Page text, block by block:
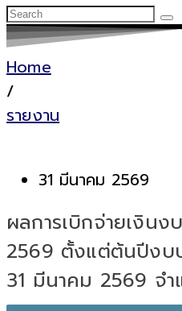
Home
/
รายงาน
31 มีนาคม 2569
ผลการเบิกจ่ายเงินง
2569 ตั้งแต่ต้นปีงบ
31 มีนาคม 2569 จำ